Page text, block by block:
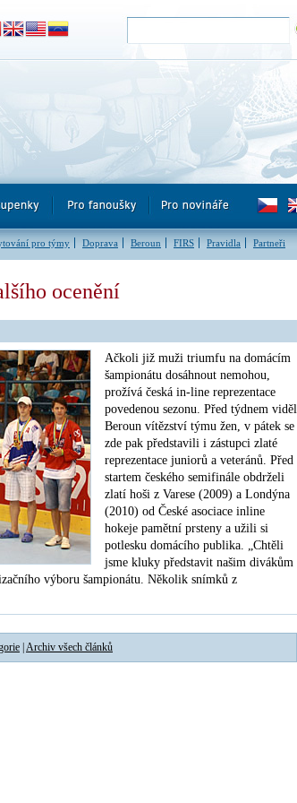
pro týmy Doprava Beroun FIRS Pravidla Partneři
ocenění
Ačkoli již muži triumfu na domácím
šampionátu dosáhnout nemohou,
prožívá česká in-line reprezentace
povedenou sezonu. Před týdnem viděl
Beroun vítězství týmu žen, v pátek se
zde pak představili i zástupci zlaté
reprezentace juniorů a veteránů. Před
startem českého semifinále obdrželi
zlatí hoši z Varese (2009) a Londýna
(2010) od České asociace inline
hokeje pamětní prsteny a užili si
potlesku domácího publika. „Chtěli
jsme kluky představit našim divákům
výboru šampionátu. Několik snímků z
Archiv všech článků